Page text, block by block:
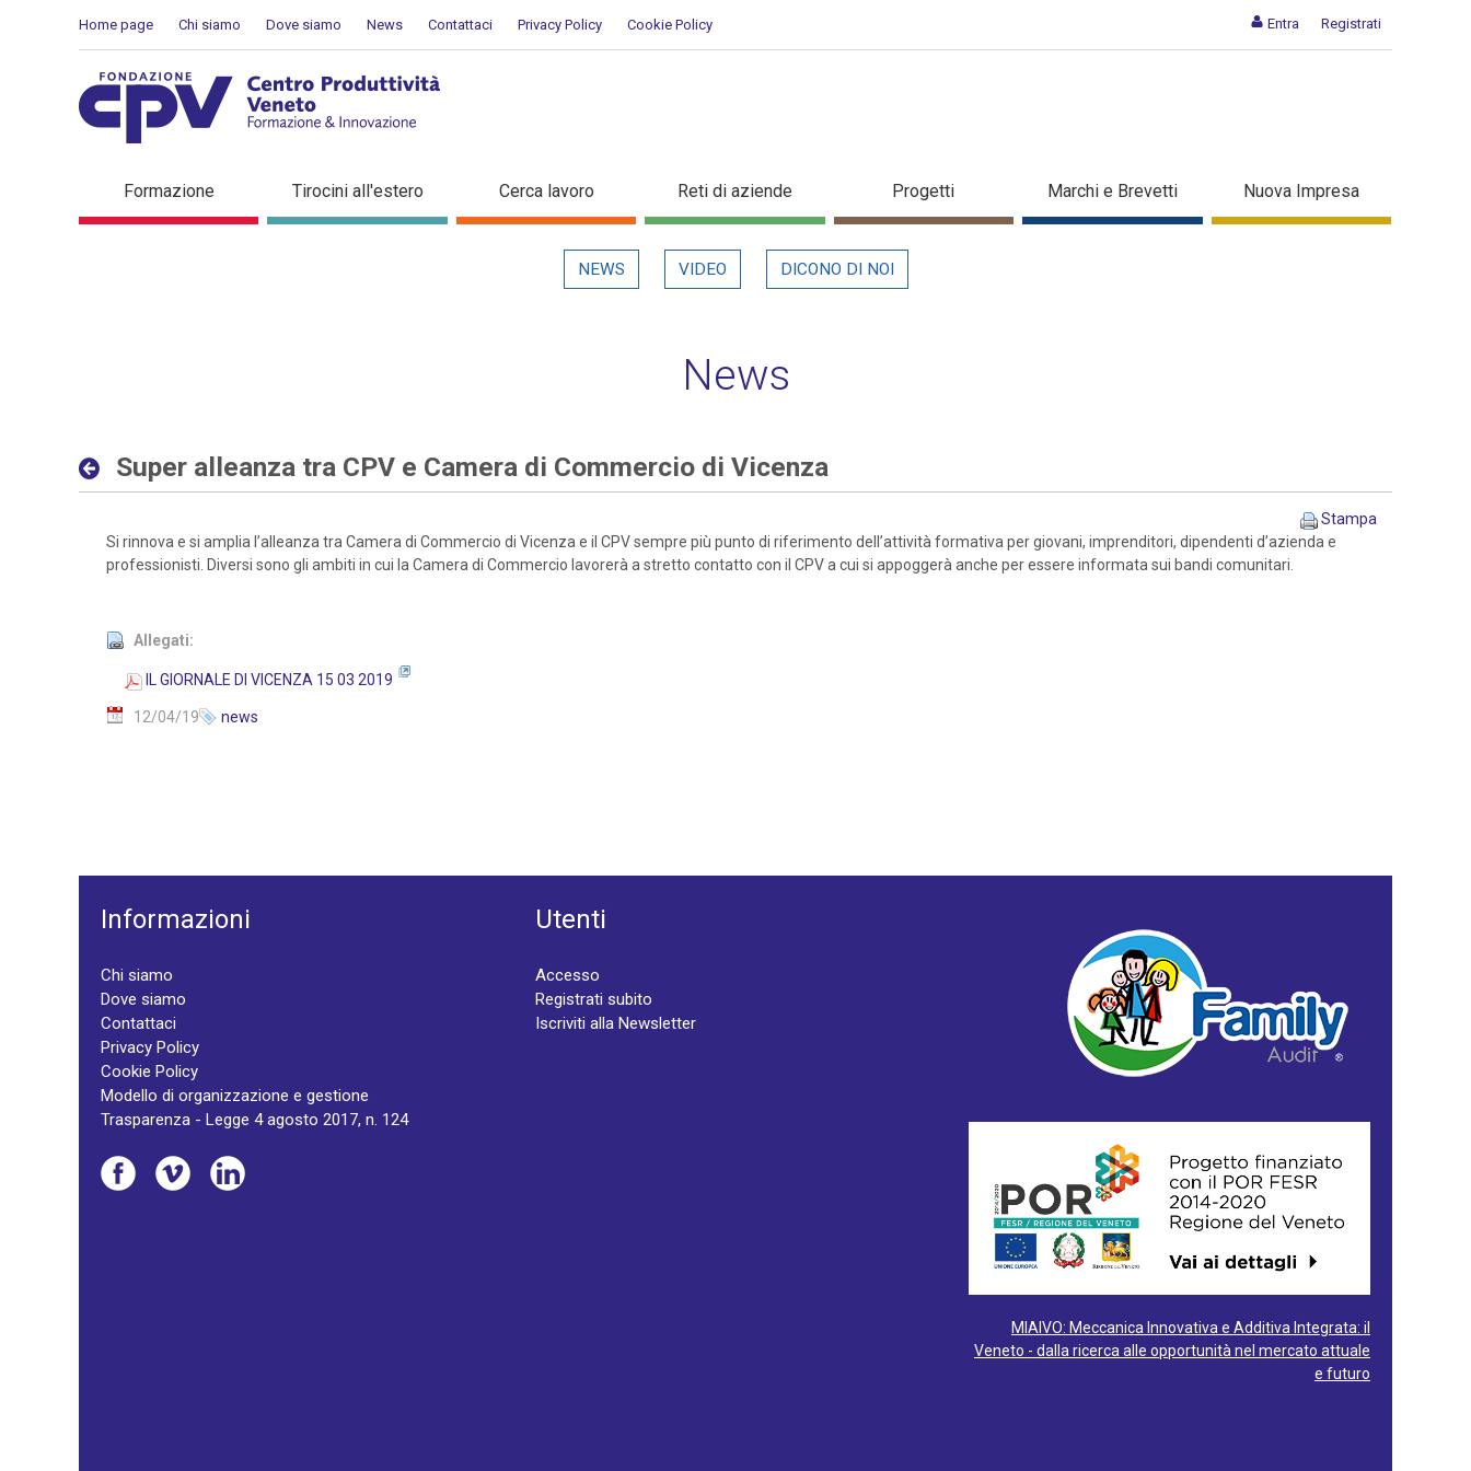
Entra Registrati
Home page Chi siamo Dove siamo News Contattaci Privacy Policy Cookie Policy
Super alleanza tra CPV e Camera di Commercio di Vicenza - Dettaglio in evidenza
Formazione Tirocini all'estero Cerca lavoro Reti di aziende Progetti Marchi e Brevetti Nuova Impresa
NEWS VIDEO DICONO DI NOI
News
Super alleanza tra CPV e Camera di Commercio di Vicenza
Stampa
Si rinnova e si amplia l’alleanza tra Camera di Commercio di Vicenza e il CPV sempre più punto di riferimento dell’attività formativa per giovani, imprenditori, dipendenti d’azienda e
professionisti. Diversi sono gli ambiti in cui la Camera di Commercio lavorerà a stretto contatto con il CPV a cui si appoggerà anche per essere informata sui bandi comunitari.
Allegati:
IL GIORNALE DI VICENZA 15 03 2019
12/04/19 news
Informazioni
Chi siamo
Dove siamo
Contattaci
Privacy Policy
Cookie Policy
Modello di organizzazione e gestione
Trasparenza - Legge 4 agosto 2017, n. 124
Utenti
Accesso
Registrati subito
Iscriviti alla Newsletter
MIAIVO: Meccanica Innovativa e Additiva Integrata: il
Veneto - dalla ricerca alle opportunità nel mercato attuale
e futuro